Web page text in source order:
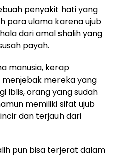
penyakit hati yang
para ulama karena ujub
dari amal shalih yang
payah.
manusia, kerap
mereka yang
Iblis, orang yang sudah
memiliki sifat ujub
dan terjauh dari
pun bisa terjerat dalam